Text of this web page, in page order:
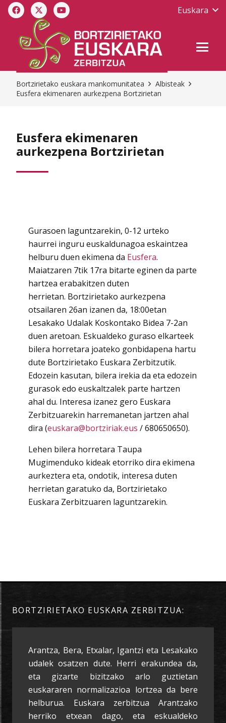
Euskara
Bortzirietako euskara mankomunitatea
Albisteak
Eusfera ekimenaren aurkezpena Bortzirietan
Eusfera ekimenaren
aurkezpena Bortzirietan
Gurasoen laguntzarekin, 0-12 urteko
haurrei inguru euskaldunagoa eskaintzea
helburu duen ekimena da Eusfera.
Maiatzaren 7tik 17ra bitarte eginen da parte
hartzea erabakitzen duten
herrietan. Bortzirietako aurkezpena
otsailaren 26an izanen da, 18:00etan
Lesakako Udalak Koskontako Bidea 7-2an
duen aretoan. Eskualdeko guraso elkarteek
bilera horretara joateko gonbidapena hartu
dute Bortzirietako Euskara Zerbitzutik.
Edozein kasutan, bilera irekia da eta edozein
gurasok edo euskaltzalek parte hartzen
ahal du. Interesa izanez gero Euskara
Zerbitzuarekin harremanetan jartzen ahal
dira (euskara@bortziriak.eus / 680650650).
Lehen bilera horretara Taupa
Mugimenduko kideak etorriko dira ekimena
aurkeztera eta, ondotik, interesa duten
herrietan garatuko da, Bortzirietako
Euskara Zerbitzuaren laguntzarekin.
BORTZIRIETAKO EUSKARA ZERBITZUA:
Arantza, Bera, Etxalar, Igantzi eta Lesakako
udalek osatzen dute. Herri erakundea da,
eta gizarte bizitzako arlo guztietan
euskararen normalizazioa lortzea da bere
helburua. Euskara zerbitzua Arantzako
herriko etxean dago, eta eskualdeko